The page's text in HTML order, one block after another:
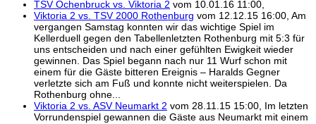
TSV Ochenbruck vs. Viktoria 2 vom 10.01.16 11:00,
Viktoria 2 vs. TSV 2000 Rothenburg vom 12.12.15 16:00, Am
vergangen Samstag konnten wir das wichtige Spiel im
Kellerduell gegen den Tabellenletzten Rothenburg mit 5:3 für
uns entscheiden und nach einer gefühlten Ewigkeit wieder
gewinnen. Das Spiel begann nach nur 11 Wurf schon mit
einem für die Gäste bitteren Ereignis – Haralds Gegner
verletzte sich am Fuß und konnte nicht weiterspielen. Da
Rothenburg ohne...
Viktoria 2 vs. ASV Neumarkt 2 vom 28.11.15 15:00, Im letzten
Vorrundenspiel gewannen die Gäste aus Neumarkt mit einem